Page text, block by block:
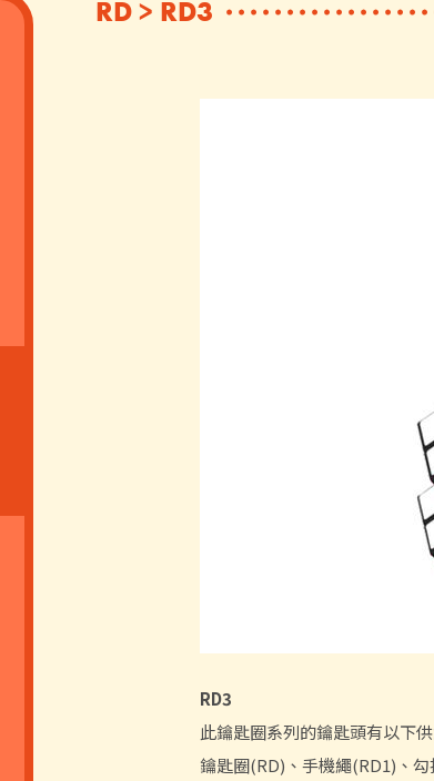
RD > RD3
RD3
此鑰匙圈系列的鑰匙頭有以下供
鑰匙圈(RD)、手機繩(RD1)、勾